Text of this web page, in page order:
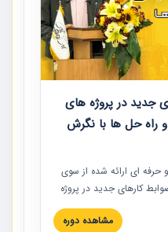
جدید در پروژه های
راه حل ها با نگرش
حرفه‏ ای ارائه شده از سوی
کارهای جدید در پروژه
حل ها با نگرش قراردادی
ساختمانی کشور ارائه شد.
مشاهده دوره